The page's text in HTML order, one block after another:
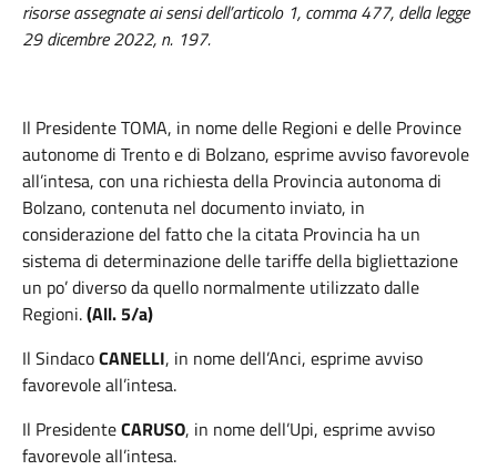
risorse assegnate ai sensi dell’articolo 1, comma 477, della legge
29 dicembre 2022, n. 197.
Il PresidenteTOMA, in nome delle Regioni e delle Province
autonome di Trento e di Bolzano, esprime avviso favorevole
all’intesa, con una richiesta della Provincia autonoma di
Bolzano, contenuta nel documento inviato, in
considerazione del fatto che la citata Provincia ha un
sistema di determinazione delle tariffe della bigliettazione
un po’ diverso da quello normalmente utilizzato dalle
Regioni.(All. 5/a)
Il SindacoCANELLI, in nome dell’Anci, esprime avviso
favorevole all’intesa.
Il PresidenteCARUSO, in nome dell’Upi, esprime avviso
favorevole all’intesa.